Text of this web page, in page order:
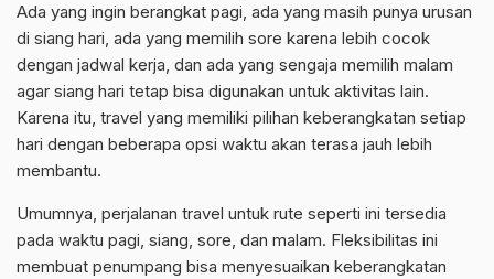
Ada yang ingin berangkat pagi, ada yang masih punya urusan
di siang hari, ada yang memilih sore karena lebih cocok
dengan jadwal kerja, dan ada yang sengaja memilih malam
agar siang hari tetap bisa digunakan untuk aktivitas lain.
Karena itu, travel yang memiliki pilihan keberangkatan setiap
hari dengan beberapa opsi waktu akan terasa jauh lebih
membantu.
Umumnya, perjalanan travel untuk rute seperti ini tersedia
pada waktu pagi, siang, sore, dan malam. Fleksibilitas ini
membuat penumpang bisa menyesuaikan keberangkatan